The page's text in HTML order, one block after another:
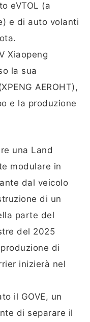
eVTOL (a
e di auto volanti
Xiaopeng
la sua
AEROHT),
e la produzione
una Land
modulare in
dal veicolo
di un
parte del
del 2025
di
inizierà nel
il GOVE, un
di separare il